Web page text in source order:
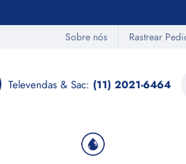
Sobre nós Rastrear
Televendas & Sac: (11) 2021-6464